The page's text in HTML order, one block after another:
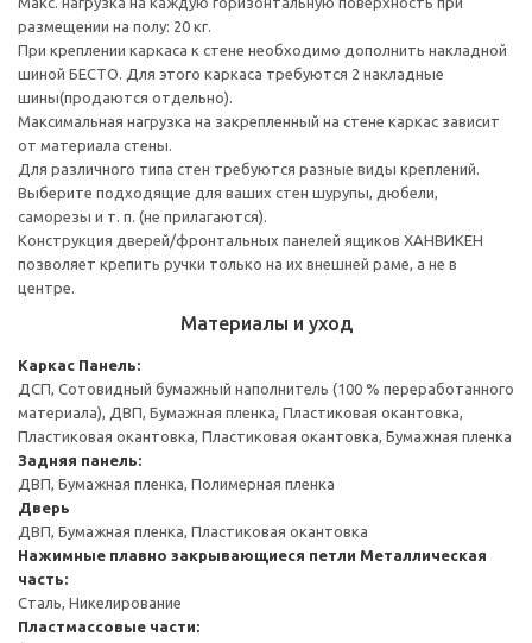
размещении на полу: 20 кг.
При креплении каркаса к стене необходимо дополнить накладной
шиной БЕСТО. Для этого каркаса требуются 2 накладные
шины(продаются отдельно).
Максимальная нагрузка на закрепленный на стене каркас зависит
от материала стены.
Для различного типа стен требуются разные виды креплений.
Выберите подходящие для ваших стен шурупы, дюбели,
саморезы и т. п. (не прилагаются).
Конструкция дверей/фронтальных панелей ящиков ХАНВИКЕН
позволяет крепить ручки только на их внешней раме, а не в
центре.
Материалы и уход
Каркас Панель:
ДСП, Сотовидный бумажный наполнитель (100 % переработанного
материала), ДВП, Бумажная пленка, Пластиковая окантовка,
Пластиковая окантовка, Пластиковая окантовка, Бумажная пленка
Задняя панель:
ДВП, Бумажная пленка, Полимерная пленка
Дверь
ДВП, Бумажная пленка, Пластиковая окантовка
Нажимные плавно закрывающиеся петли Металлическая
часть:
Сталь, Никелирование
Пластмассовые части: